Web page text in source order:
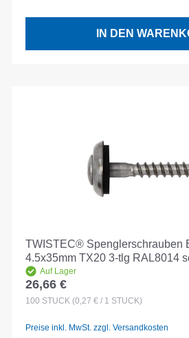
IN DEN
TWISTEC® Spenglerschrauben
4.5x35mm TX20 3-tlg RAL8014
Auf Lager
Regulärer Preis:
26,66 €
100 STÜCK (0,27 € / 1 STÜCK)
Preise inkl. MwSt. zzgl. Versandkosten